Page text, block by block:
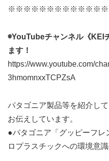
◉YouTubeチャンネル《KEI
ます！
https://www.youtube.com/
3hmomnxxTCPZsA
パタゴニア製品等を紹介し
お伝えしています。
●パタゴニア「グッピーフレ
ロプラスチックへの環境意識